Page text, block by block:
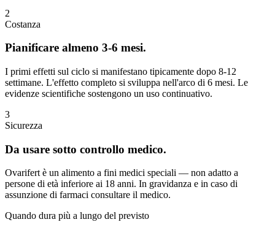
2
Costanza
Pianificare almeno 3-6 mesi.
I primi effetti sul ciclo si manifestano tipicamente dopo 8-12
settimane. L'effetto completo si sviluppa nell'arco di 6 mesi. Le
evidenze scientifiche sostengono un uso continuativo.
3
Sicurezza
Da usare sotto controllo medico.
Ovarifert è un alimento a fini medici speciali — non adatto a
persone di età inferiore ai 18 anni. In gravidanza e in caso di
assunzione di farmaci consultare il medico.
Quando dura più a lungo del previsto